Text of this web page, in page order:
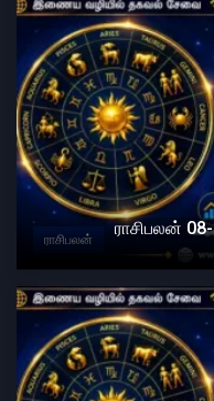
ராசிபலன்
ராசிபலன்